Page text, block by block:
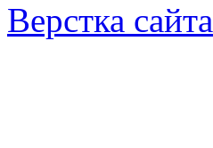
Верстка сайта